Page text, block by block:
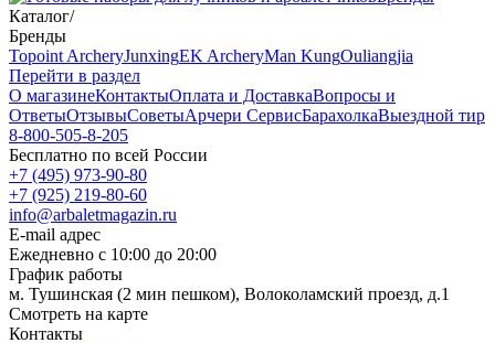
Каталог/
Бренды
Topoint ArcheryJunxingEK ArcheryMan KungOuliangjia
Перейти в раздел
О магазинеКонтактыОплата и ДоставкаВопросы и
ОтветыОтзывыСоветыАрчери СервисБарахолкаВыездной тир
8-800-505-8-205
Бесплатно по всей России
+7 (495) 973-90-80
+7 (925) 219-80-60
info@arbaletmagazin.ru
E-mail адрес
Ежедневно с 10:00 до 20:00
График работы
м. Тушинская (2 мин пешком), Волоколамский проезд, д.1
Смотреть на карте
Контакты